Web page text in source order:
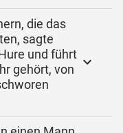
die das
sagte
und führt
gehört, von